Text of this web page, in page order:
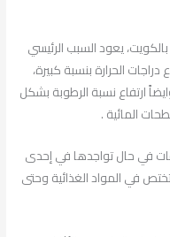
شركة رش الحشرات جابر الاحمد 65536683 بالكويت، يعود السبب الرئيسي
الحرارة بنسبة كبيرة،
ارتفاع نسبة الرطوبة بشكل
المائية .
في حال تواجدها في إحدى
في المواد الغذائية وحتى